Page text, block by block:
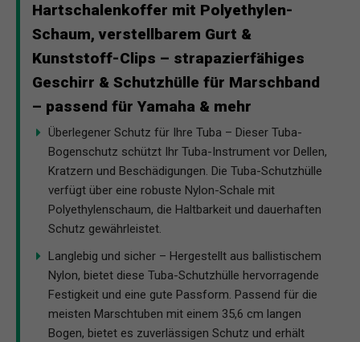
Hartschalenkoffer mit Polyethylen-
Schaum, verstellbarem Gurt &
Kunststoff-Clips – strapazierfähiges
Geschirr & Schutzhülle für Marschband
– passend für Yamaha & mehr
Überlegener Schutz für Ihre Tuba – Dieser Tuba-
Bogenschutz schützt Ihr Tuba-Instrument vor Dellen,
Kratzern und Beschädigungen. Die Tuba-Schutzhülle
verfügt über eine robuste Nylon-Schale mit
Polyethylenschaum, die Haltbarkeit und dauerhaften
Schutz gewährleistet.
Langlebig und sicher – Hergestellt aus ballistischem
Nylon, bietet diese Tuba-Schutzhülle hervorragende
Festigkeit und eine gute Passform. Passend für die
meisten Marschtuben mit einem 35,6 cm langen
Bogen, bietet es zuverlässigen Schutz und erhält